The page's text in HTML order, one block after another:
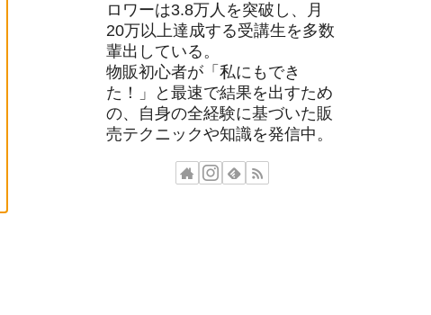
ロワーは3.8万人を突破し、月
20万以上達成する受講生を多数
輩出している。
物販初心者が「私にもでき
た！」と最速で結果を出すため
の、自身の全経験に基づいた販
売テクニックや知識を発信中。